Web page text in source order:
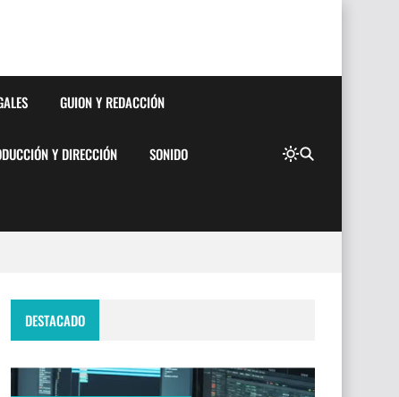
GUION Y REDACCIÓN
Y DIRECCIÓN SONIDO
DESTACADO